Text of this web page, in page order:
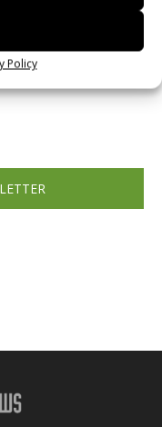
Policy